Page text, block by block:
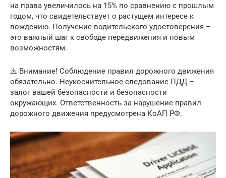
на права увеличилось на 15% по сравнению с прошлым
годом, что свидетельствует о растущем интересе к
вождению. Получение водительского удостоверения –
это важный шаг к свободе передвижения и новым
возможностям.
⚠️ Внимание! Соблюдение правил дорожного движения
обязательно. Неукоснительное следование ПДД –
залог вашей безопасности и безопасности
окружающих. Ответственность за нарушение правил
дорожного движения предусмотрена КоАП РФ.